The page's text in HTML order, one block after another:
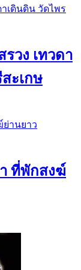
วง เทวดา
ะเกษ
ที่พักสงฆ์